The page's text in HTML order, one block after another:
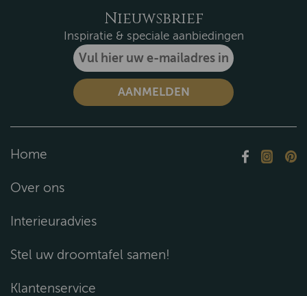
Nieuwsbrief
Inspiratie & speciale aanbiedingen
Home
Over ons
Interieuradvies
Stel uw droomtafel samen!
Klantenservice